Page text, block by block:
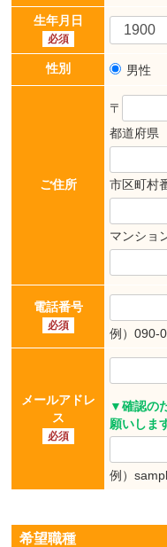
生年月日
必須
性別 男性
ご住所
〒
都道府県
市区町村
マンショ
電話番号
必須
例）090-
メールアドレ
ス
必須
▼確認の
願いしま
例）
希望職種